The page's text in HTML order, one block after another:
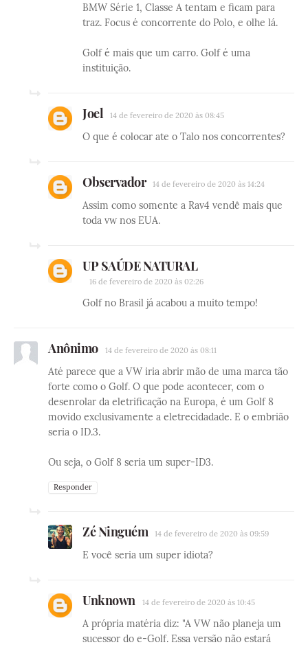
BMW Série 1, Classe A tentam e ficam para
traz. Focus é concorrente do Polo, e olhe lá.
Golf é mais que um carro. Golf é uma
instituição.
Joel 14 de fevereiro de 2020 às 08:45
O que é colocar ate o Talo nos concorrentes?
Observador 14 de fevereiro de 2020 às 14:24
Assim como somente a Rav4 vendê mais que
toda vw nos EUA.
UP SAÚDE NATURAL
16 de fevereiro de 2020 às 02:26
Golf no Brasil já acabou a muito tempo!
Anônimo 14 de fevereiro de 2020 às 08:11
Até parece que a VW iria abrir mão de uma marca tão
forte como o Golf. O que pode acontecer, com o
desenrolar da eletrificação na Europa, é um Golf 8
movido exclusivamente a eletrecidadade. E o embrião
seria o ID.3.
Ou seja, o Golf 8 seria um super-ID3.
Responder
Zé Ninguém 14 de fevereiro de 2020 às 09:59
E você seria um super idiota?
Unknown 14 de fevereiro de 2020 às 10:45
A própria matéria diz: "A VW não planeja um
sucessor do e-Golf. Essa versão não estará